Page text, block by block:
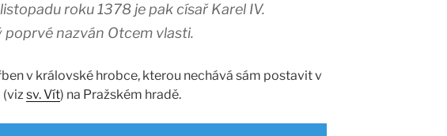
roku 1378 je pak císař Karel IV.
poprvé nazván Otcem vlasti.
v královské hrobce, kterou nechává sám postavit v
(vizsv. Vít) na Pražském hradě.